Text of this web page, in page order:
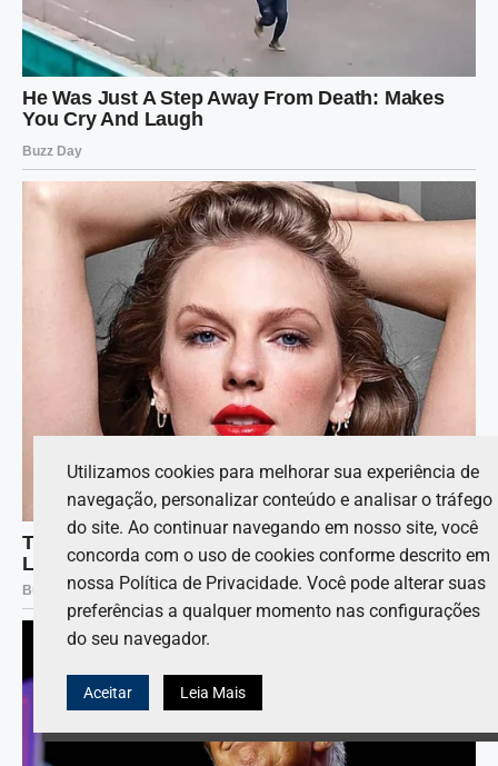
Utilizamos cookies para melhorar sua experiência de
navegação, personalizar conteúdo e analisar o tráfego
do site. Ao continuar navegando em nosso site, você
concorda com o uso de cookies conforme descrito em
nossa Política de Privacidade. Você pode alterar suas
preferências a qualquer momento nas configurações
do seu navegador.
Aceitar Leia Mais